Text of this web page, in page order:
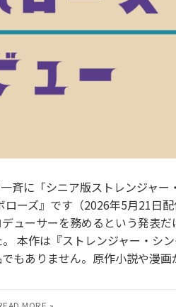
斉に「シニア版ストレンジャー
ーズ』です（2026年5月21日
ューサーを務めるという発表
本作は『ストレンジャー・シ
もありません。原作小説や漫